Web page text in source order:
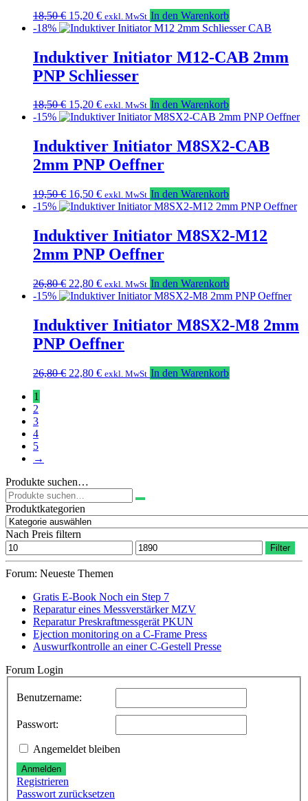
18,50€ Ursprünglicher
Preis
18,50 €
15,20 €Aktueller
Preis
15,20 €.
exkl. MwSt In den Warenkorb
-18%
Induktiver Initiator M12-CAB 2mm
PNP Schliesser
18,50€ Ursprünglicher
Preis
18,50 €
15,20 €Aktueller
Preis
15,20 €.
exkl. MwSt In den Warenkorb
-15%
Induktiver Initiator M8SX2-CAB
2mm PNP Oeffner
19,50€ Ursprünglicher
Preis
19,50 €
16,50 €Aktueller
Preis
16,50 €.
exkl. MwSt In den Warenkorb
-15%
Induktiver Initiator M8SX2-M12
2mm PNP Oeffner
26,80€ Ursprünglicher
Preis
26,80 €
22,80 €Aktueller
Preis
22,80 €.
exkl. MwSt In den Warenkorb
-15%
Induktiver Initiator M8SX2-M8 2mm
PNP Oeffner
26,80€ Ursprünglicher
22,80 €Aktueller
exkl. MwSt In den Warenkorb
1
2
3
4
5
→
Produkte suchen…
Suchen
nach:
Produktkategorien
Nach Preis filtern
Min.
Preis
Max.
Preis
Filter
Forum: Neueste Themen
Gratis E-Book Noch ein Step 7
Reparatur eines Messverstärker MZV
Reparatur Preskraftmessgerät PKUN
Ejection monitoring on a C-Frame Press
Auswurfkontrolle an einer C-Gestell Presse
Forum Login
Benutzername:
Passwort:
Angemeldet bleiben
Anmelden
Registrieren
Passwort zurücksetzen